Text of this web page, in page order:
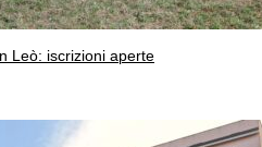
Leò: iscrizioni aperte